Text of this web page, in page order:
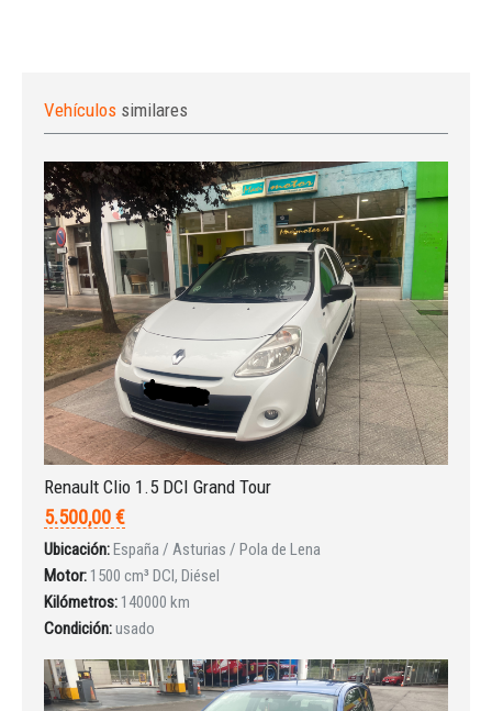
Vehículos similares
Renault Clio 1.5 DCI Grand Tour
5.500,00 €
Ubicación:España / Asturias / Pola de Lena
Motor: 1500 cm³ DCI, Diésel
Kilómetros: 140000 km
Condición:usado